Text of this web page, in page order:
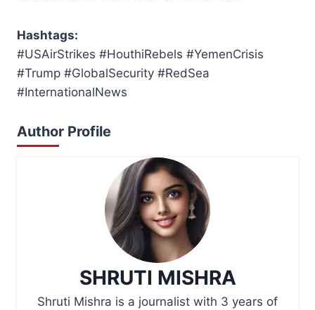
Hashtags:
#USAirStrikes #HouthiRebels #YemenCrisis
#Trump #GlobalSecurity #RedSea
#InternationalNews
Author Profile
SHRUTI MISHRA
Shruti Mishra is a journalist with 3 years of